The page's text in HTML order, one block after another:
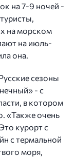
на 7-9 ночей -
на морском
на июль-
она.
сезоны
- с
в котором
«Также очень
курорт с
с термальной
моря,